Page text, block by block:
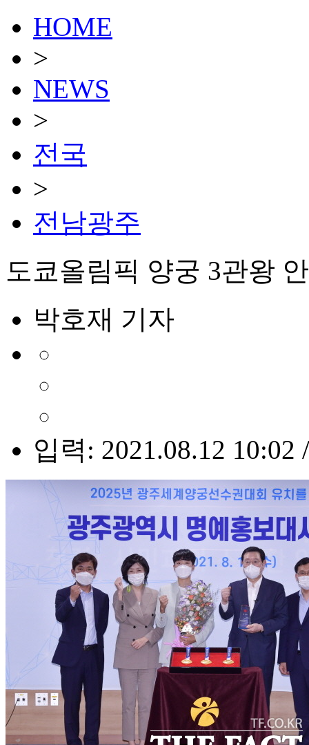
HOME
>
NEWS
>
전국
>
전남광주
도쿄올림픽 양궁 3관왕
박호재 기자
입력: 2021.08.12 10:02